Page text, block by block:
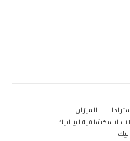
الميزان
استكشافية لتيتانيك